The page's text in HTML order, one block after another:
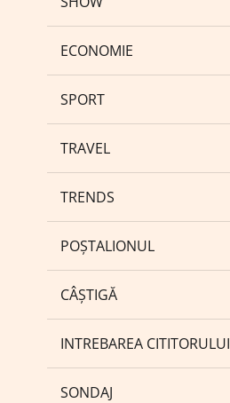
ECONOMIE
SPORT
TRAVEL
TRENDS
POȘTALIONUL
CÂȘTIGĂ
INTREBAREA CITITORULUI
SONDAJ